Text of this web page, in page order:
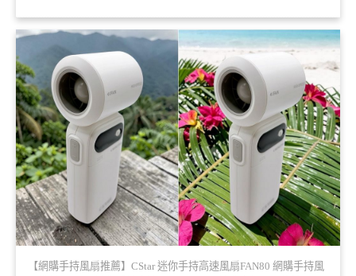
【網購手持風扇推薦】CStar 迷你手持高速風扇FAN80 網購手持風